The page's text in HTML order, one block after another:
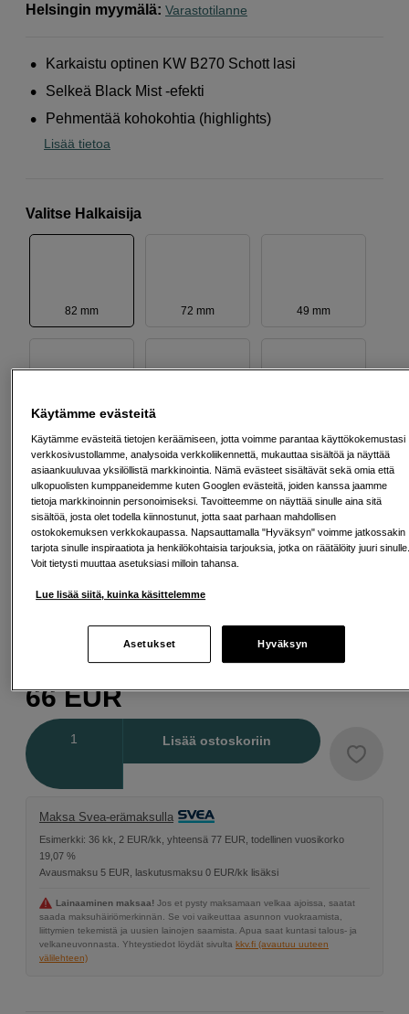
Helsingin myymälä: Varastotilanne
Karkaistu optinen KW B270 Schott lasi
Selkeä Black Mist -efekti
Pehmentää kohokohtia (highlights)
Lisää tietoa
Valitse Halkaisija
82 mm 72 mm 49 mm
67 mm
52 mm 55 mm 58 mm
62 mm
66 EUR
Lisää ostoskoriin
Maksa Svea-erämaksulla
Esimerkki: 36 kk, 2 EUR/kk, yhteensä 77 EUR, todellinen vuosikorko
19,07 %
Avausmaksu 5 EUR, laskutusmaksu 0 EUR/kk lisäksi
Lainaaminen maksaa! Jos et pysty maksamaan velkaa ajoissa, saatat
saada maksuhäiriömerkinnän. Se voi vaikeuttaa asunnon vuokraamista,
liittymien tekemistä ja uusien lainojen saamista. Apua saat kuntasi talous- ja
velkaneuvonnasta. Yhteystiedot löydät sivulta kkv.fi (avautuu uuteen
välilehteen)
Käytämme evästeitä
Käytämme evästeitä tietojen keräämiseen, jotta voimme parantaa käyttökokemustasi
verkkosivustollamme, analysoida verkkoliikennettä, mukauttaa sisältöä ja näyttää
asiaankuuluvaa yksilöllistä markkinointia. Nämä evästeet sisältävät sekä omia että
ulkopuolisten kumppaneidemme kuten Googlen evästeitä, joiden kanssa jaamme
tietoja markkinoinnin personoimiseksi. Tavoitteemme on näyttää sinulle aina sitä
sisältöä, josta olet todella kiinnostunut, jotta saat parhaan mahdollisen
ostokokemuksen verkkokaupassa. Napsauttamalla "Hyväksyn" voimme jatkossakin
tarjota sinulle inspiraatiota ja henkilökohtaisia tarjouksia, jotka on räätälöity juuri
Voit tietysti muuttaa asetuksiasi milloin tahansa.
Lue lisää siitä, kuinka käsittelemme
Asetukset Hyväksyn